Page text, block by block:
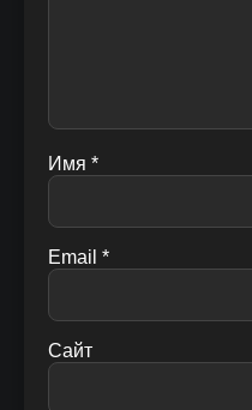
Имя *
Email *
Сайт